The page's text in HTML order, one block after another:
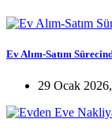
Ev Alım-Satım
29 Ocak